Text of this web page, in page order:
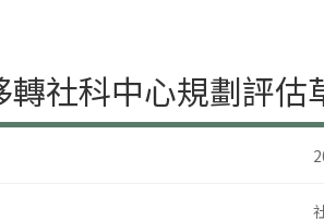
社科中心規劃評估